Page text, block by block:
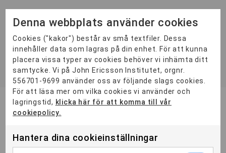
Distans 13 Göteborg 2 Malmö 2 Stockholm 2
KATEGORI
YH-Flex 6
Project Manager – Smart Charging & E-
Mobility
Du får spetskompetens att designa och etablera
Denna webbplats använder cookies
Cookies ("kakor") består av små textfiler. Dessa
innehåller data som lagras på din enhet. För att kunna
placera vissa typer av cookies behöver vi inhämta ditt
samtycke. Vi på John Ericsson Institutet, orgnr.
556701-9699 använder oss av följande slags cookies.
För att läsa mer om vilka cookies vi använder och
lagringstid, klicka här för att komma till vår
cookiepolicy.
Hantera dina cookieinställningar